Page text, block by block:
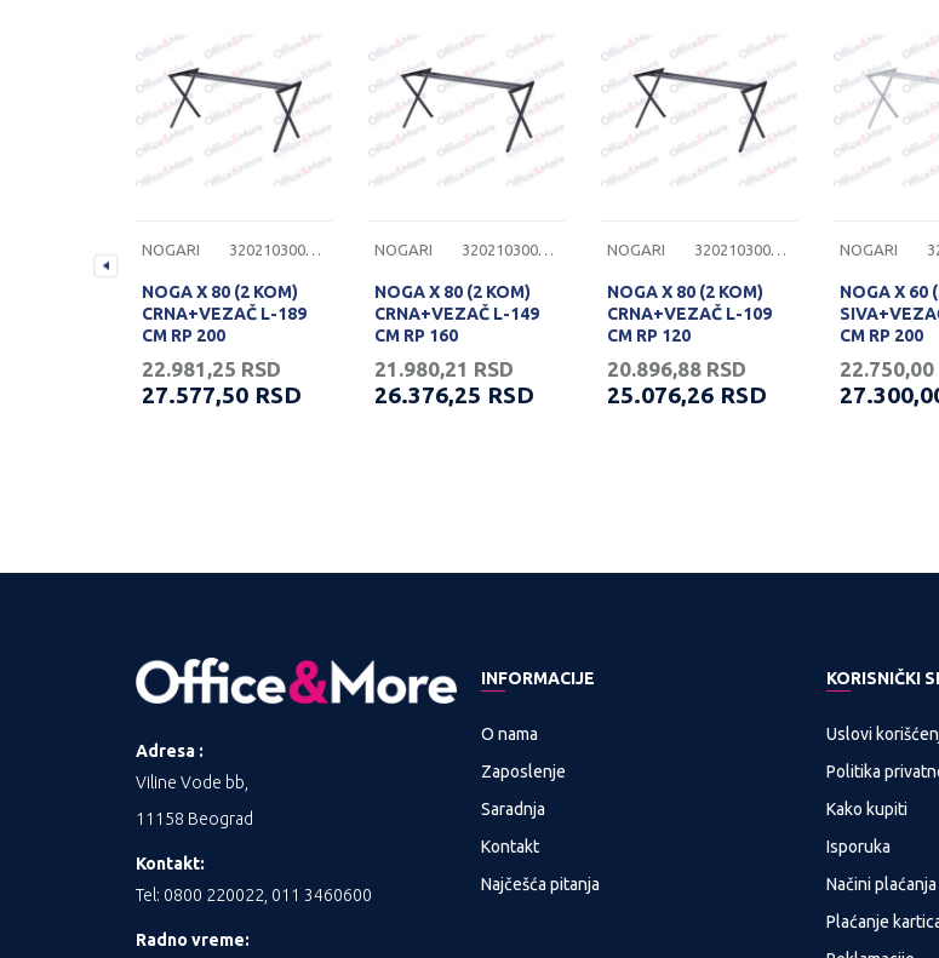
NOGARI 3202103002117
NOGA X 80 (2 KOM)
CRNA+VEZAČ L-189
CM RP 200
22.981,25 RSD
27.577,50 RSD
NOGARI 3202103002113
NOGA X 80 (2 KOM)
CRNA+VEZAČ L-149
CM RP 160
21.980,21 RSD
26.376,25 RSD
NOGARI 3202103002109
NOGA X 80 (2 KOM)
CRNA+VEZAČ L-109
CM RP 120
20.896,88 RSD
25.076,26 RSD
NOGARI
NOGA X 60
CM RP 200
22.750,00
Adresa :
Viline Vode bb,
11158 Beograd
Kontakt:
Tel: 0800 220022, 011 3460600
Radno vreme:
INFORMACIJE
O nama
Zaposlenje
Saradnja
Kontakt
Najčešća pitanja
KORISNIČKI
Uslovi
Politika
Kako kupiti
Isporuka
Načini plaćanja
Plaćanje